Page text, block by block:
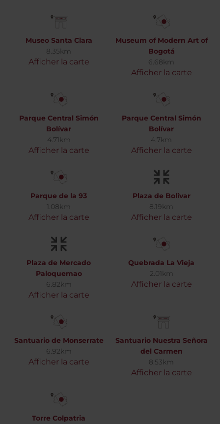
Museo Santa Clara
8.35km
Afficher la carte
Museum of Modern Art of
Bogotá
6.68km
Afficher la carte
Parque Central Simón
Bolívar
4.71km
Afficher la carte
Parque Central Simón
Bolívar
4.7km
Afficher la carte
Parque de la 93
1.08km
Afficher la carte
Plaza de Bolivar
8.19km
Afficher la carte
Plaza de Mercado
Paloquemao
6.82km
Afficher la carte
Quebrada La Vieja
2.01km
Afficher la carte
Santuario de Monserrate
6.92km
Afficher la carte
Santuario Nuestra Señora
del Carmen
8.53km
Afficher la carte
Torre Colpatria